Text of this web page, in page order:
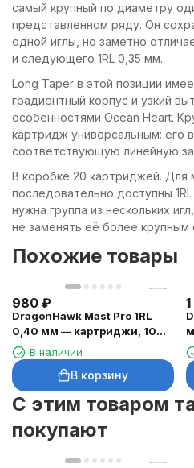
самый крупный по диаметру
представленном ряду. Он
одной иглы, но заметно
и следующего 1RL 0,35 мм.
Long Taper в этой позиции
градиентный корпус и узкий
особенностями Ocean Heart.
картридж универсальным: его
соответствующую линейную
В коробке 20 картриджей. Для
последовательно доступны
нужна группа из нескольких
не заменять её более
Похожие товары
980 ₽
DragonHawk Mast Pro 1RL
0,40 мм — картриджи, 10
шт.В наличии
В корзину
C этим товаром
покупают